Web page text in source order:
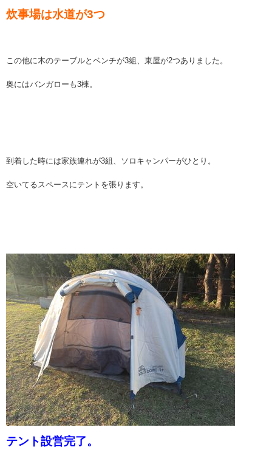
炊事場は水道が3つ
この他に木のテーブルとベンチが3組、東屋が2つありました。
奥にはバンガローも3棟。
到着した時には家族連れが3組、ソロキャンパーがひとり。
空いてるスペースにテントを張ります。
テント設営完了。